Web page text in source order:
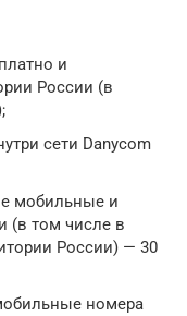
и
России (в
сети Danycom
мобильные и
(в том числе в
России) — 30
номера